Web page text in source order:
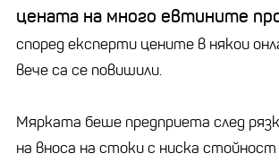
цената на много евтините
според експерти цените в някои
вече са се повишили.
Мярката беше предприета след
на вноса на стоки с ниска